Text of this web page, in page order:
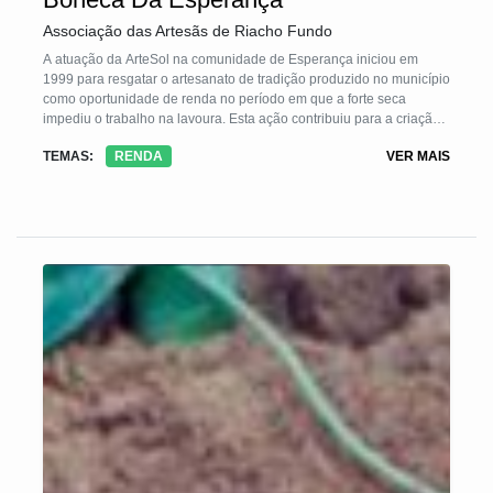
Associação das Artesãs de Riacho Fundo
A atuação da ArteSol na comunidade de Esperança iniciou em
1999 para resgatar o artesanato de tradição produzido no município
como oportunidade de renda no período em que a forte seca
impediu o trabalho na lavoura. Esta ação contribuiu para a criação
TEMAS:
RENDA VER MAIS